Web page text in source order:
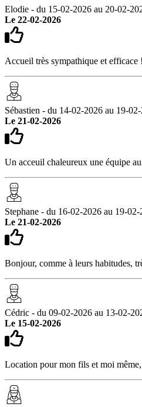
Elodie - du 15-02-2026 au 20-02-
Le 22-02-2026
Accueil très sympathique et efficace
Sébastien - du 14-02-2026 au 19-
Le 21-02-2026
Un acceuil chaleureux une équipe
Stephane - du 16-02-2026 au 19-02-
Le 21-02-2026
Bonjour, comme à leurs habitudes,
Cédric - du 09-02-2026 au 13-02-
Le 15-02-2026
Location pour mon fils et moi